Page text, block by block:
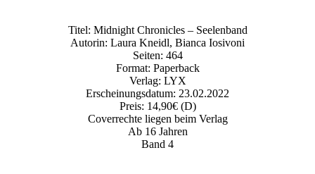
Titel: Midnight Chronicles – Seelenband
Autorin: Laura Kneidl, Bianca Iosivoni
Seiten: 464
Format: Paperback
Verlag: LYX
Erscheinungsdatum: 23.02.2022
Preis: 14,90€ (D)
Coverrechte liegen beim Verlag
Ab 16 Jahren
Band 4